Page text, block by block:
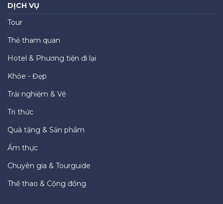
DỊCH VỤ
Tour
Thẻ tham quan
Hotel & Phương tiện đi lại
Khỏe - Đẹp
Trải nghiệm & Vé
Tri thức
Quà tặng & Sản phẩm
Ẩm thực
Chuyên gia & Tourguide
Thể thao & Cộng đồng